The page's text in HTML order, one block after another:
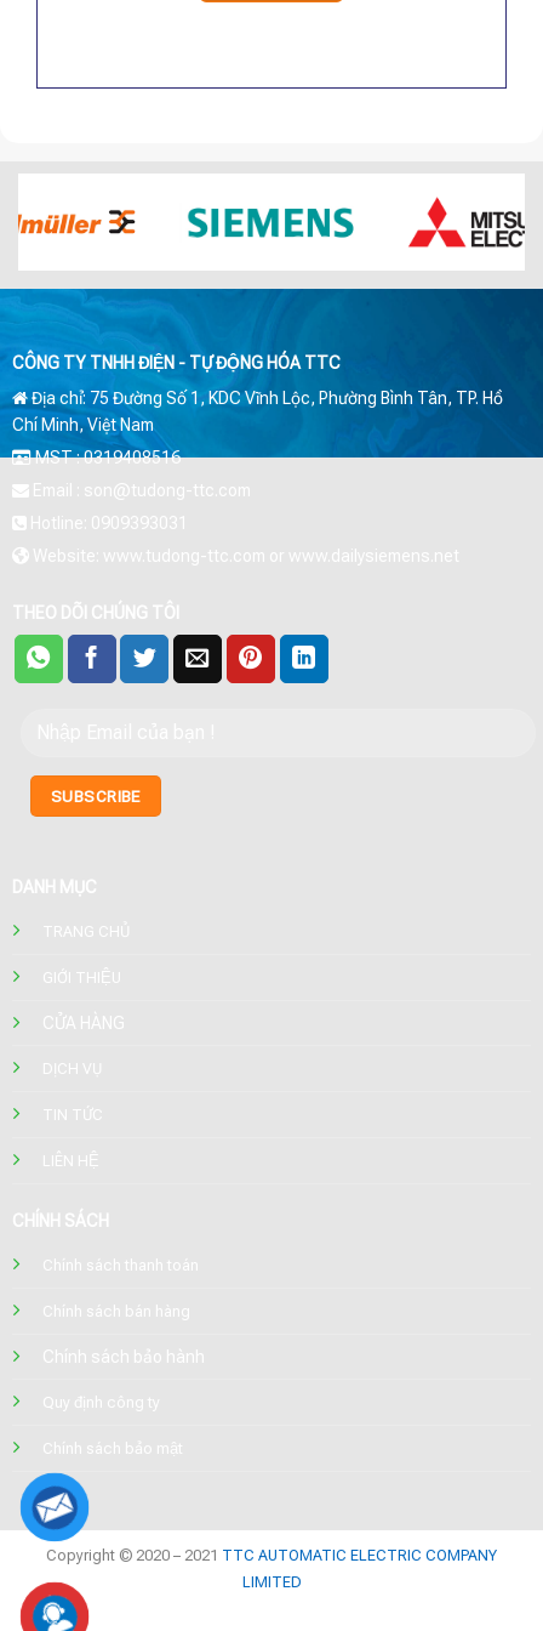
CÔNG TY TNHH ĐIỆN - TỰ ĐỘNG HÓA TTC
Địa chỉ: 75 Đường Số 1, KDC Vĩnh Lộc, Phường Bình Tân, TP. Hồ
Chí Minh, Việt Nam
MST : 0319408516
Email : son@tudong-ttc.com
Hotline: 0909393031
Website: www.tudong-ttc.com or www.dailysiemens.net
THEO DÕI CHÚNG TÔI
DANH MỤC
TRANG CHỦ
GIỚI THIỆU
CỬA HÀNG
DỊCH VỤ
TIN TỨC
LIÊN HỆ
CHÍNH SÁCH
Chính sách thanh toán
Chính sách bán hàng
Chính sách bảo hành
Quy định công ty
Chính sách bảo mật
Copyright © 2020 – 2021 TTC AUTOMATIC ELECTRIC COMPANY
LIMITED